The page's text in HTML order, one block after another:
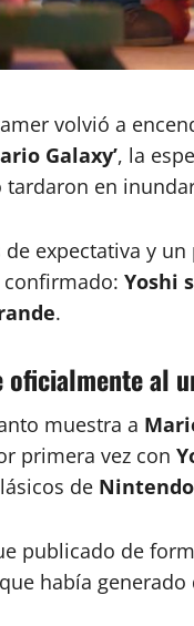
volvió a
Galaxy’, la
tardaron en
de expectativa y
Yoshi
.
oficialmente al
muestra a
primera vez con
de Nintendo
publicado de
había